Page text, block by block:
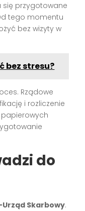
się przygotowane
tego momentu
bez wizyty w
bez stresu?
Rządowe
i rozliczenie
do
Skarbowy.